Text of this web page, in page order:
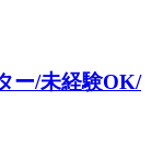
ー/未経験OK/